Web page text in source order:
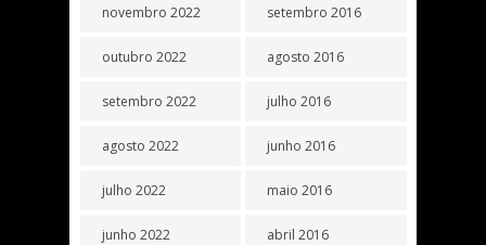
novembro 2022
outubro 2022
setembro 2022
agosto 2022
julho 2022
junho 2022
setembro 2016
agosto 2016
julho 2016
junho 2016
maio 2016
abril 2016